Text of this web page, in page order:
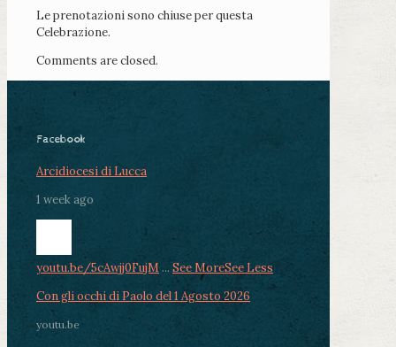
Le prenotazioni sono chiuse per questa
Celebrazione.
Comments are closed.
Facebook
Arcidiocesi di Lucca
1 week ago
youtu.be/5cAwjj0FujM ... See MoreSee Less
Con gli occhi di Paolo del 1 Agosto 2026
youtu.be